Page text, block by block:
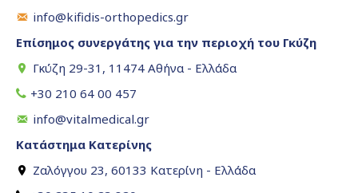
info@kifidis-orthopedics.gr
Επίσημος συνεργάτης για την περιοχή του Γκύζη
Γκύζη 29-31, 11474 Αθήνα - Ελλάδα
+30 210 64 00 457
info@vitalmedical.gr
Κατάστημα Κατερίνης
Ζαλόγγου 23, 60133 Κατερίνη - Ελλάδα